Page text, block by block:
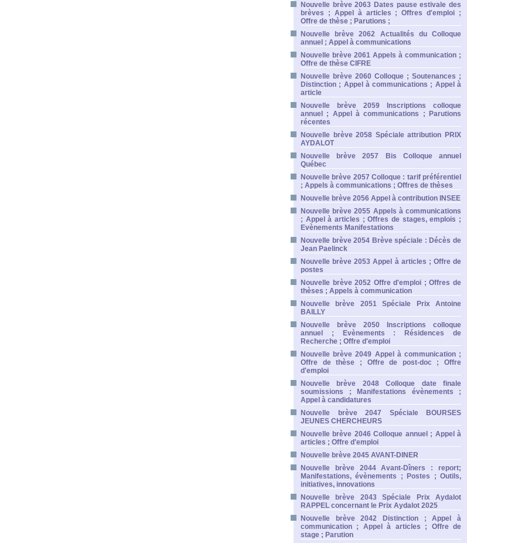
Nouvelle brève 2063 Dates pause estivale des
brèves ; Appel à articles ; Offres d'emploi ;
Offre de thèse ; Parutions ;
Nouvelle brève 2062 Actualités du Colloque
annuel ; Appel à communications
Nouvelle brève 2061 Appels à communication ;
Offre de thèse CIFRE
Nouvelle brève 2060 Colloque ; Soutenances ;
Distinction ; Appel à communications ; Appel à
article
Nouvelle brève 2059 Inscriptions colloque
annuel ; Appel à communications ; Parutions
récentes
Nouvelle brève 2058 Spéciale attribution PRIX
AYDALOT
Nouvelle brève 2057 Bis Colloque annuel
Québec
Nouvelle brève 2057 Colloque : tarif préférentiel
; Appels à communications ; Offres de thèses
Nouvelle brève 2056 Appel à contribution INSEE
Nouvelle brève 2055 Appels à communications
; Appel à articles ; Offres de stages, emplois ;
Evènements Manifestations
Nouvelle brève 2054 Brève spéciale : Décès de
Jean Paelinck
Nouvelle brève 2053 Appel à articles ; Offre de
postes
Nouvelle brève 2052 Offre d'emploi ; Offres de
thèses ; Appels à communication
Nouvelle brève 2051 Spéciale Prix Antoine
BAILLY
Nouvelle brève 2050 Inscriptions colloque
annuel ; Evènements : Résidences de
Recherche ; Offre d'emploi
Nouvelle brève 2049 Appel à communication ;
Offre de thèse ; Offre de post-doc ; Offre
d'emploi
Nouvelle brève 2048 Colloque date finale
soumissions ; Manifestations évènements ;
Appel à candidatures
Nouvelle brève 2047 Spéciale BOURSES
JEUNES CHERCHEURS
Nouvelle brève 2046 Colloque annuel ; Appel à
articles ; Offre d'emploi
Nouvelle brève 2045 AVANT-DINER
Nouvelle brève 2044 Avant-Dîners : report;
Manifestations, évènements ; Postes ; Outils,
initiatives, innovations
Nouvelle brève 2043 Spéciale Prix Aydalot
RAPPEL concernant le Prix Aydalot 2025
Nouvelle brève 2042 Distinction ; Appel à
communication ; Appel à articles ; Offre de
stage ; Parution